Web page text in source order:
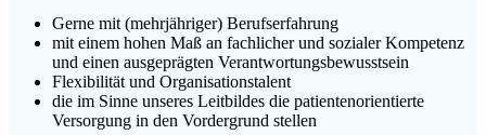
Gerne mit (mehrjähriger) Berufserfahrung
mit einem hohen Maß an fachlicher und sozialer Kompetenz
und einen ausgeprägten Verantwortungsbewusstsein
Flexibilität und Organisationstalent
die im Sinne unseres Leitbildes die patientenorientierte
Versorgung in den Vordergrund stellen